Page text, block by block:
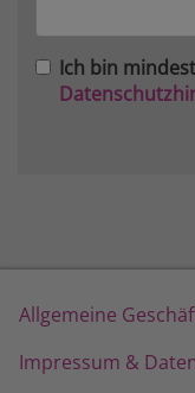
Ich bin
Allgemeine
Impressum &